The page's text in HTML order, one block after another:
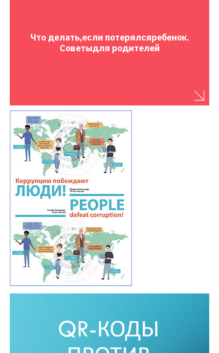
Что делать,если потерялсяребенок.
Советыдля родителей